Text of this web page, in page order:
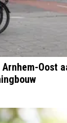
Oost